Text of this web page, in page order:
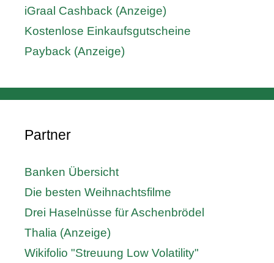
iGraal Cashback (Anzeige)
Kostenlose Einkaufsgutscheine
Payback (Anzeige)
Partner
Banken Übersicht
Die besten Weihnachtsfilme
Drei Haselnüsse für Aschenbrödel
Thalia (Anzeige)
Wikifolio "Streuung Low Volatility"